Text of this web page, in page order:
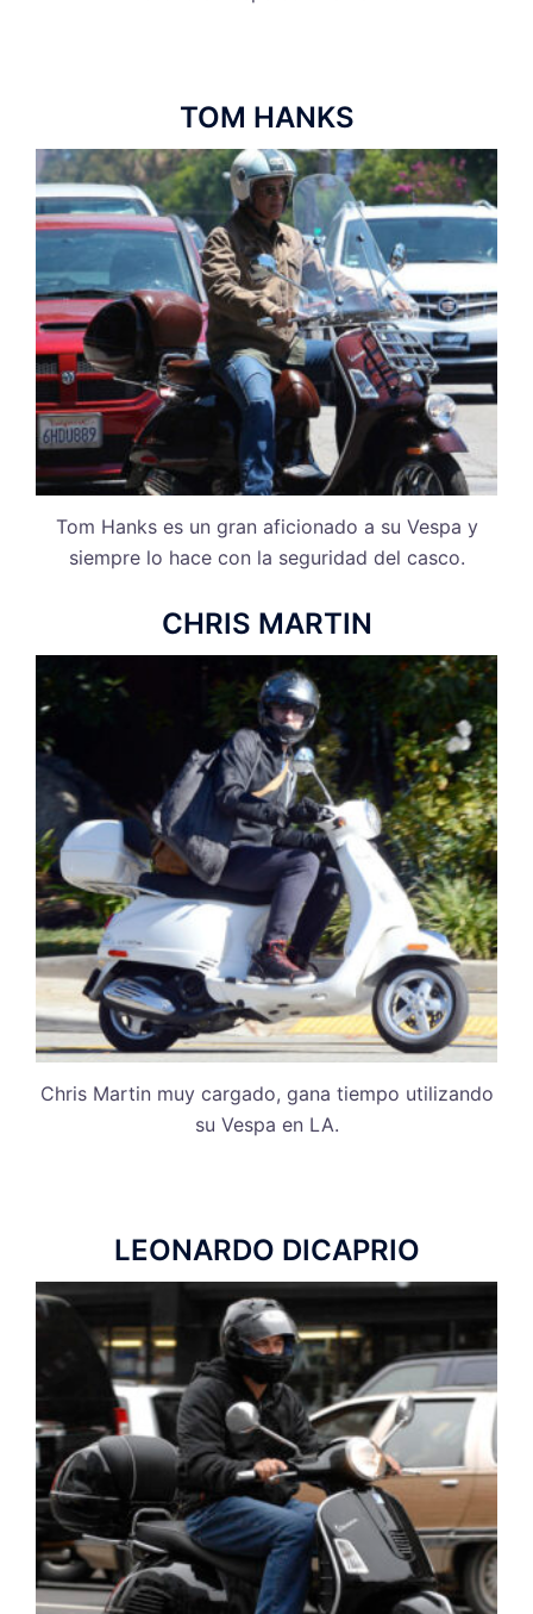
TOM HANKS
Tom Hanks es un gran aficionado a su Vespa y
siempre lo hace con la seguridad del casco.
CHRIS MARTIN
Chris Martin muy cargado, gana tiempo utilizando
su Vespa en LA.
LEONARDO DICAPRIO